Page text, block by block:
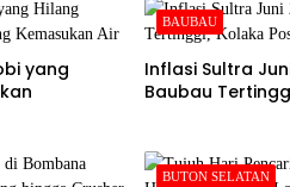
yang
BAUBAU
Inflasi Sultra
Baubau
BUTON SELATAN